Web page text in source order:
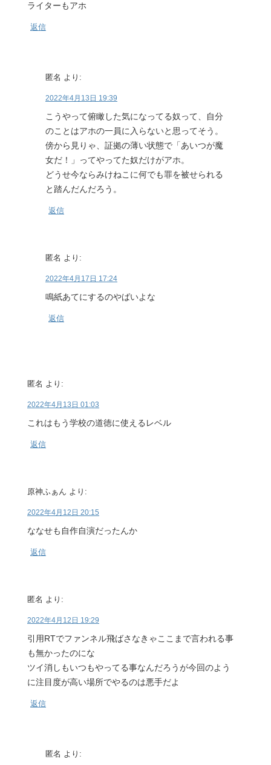
ライターもアホ
返信
匿名 より:
2022年4月13日 19:39
こうやって俯瞰した気になってる奴って、自分
のことはアホの一員に入らないと思ってそう。
傍から見りゃ、証拠の薄い状態で「あいつが魔
女だ！」ってやってた奴だけがアホ。
どうせ今ならみけねこに何でも罪を被せられる
と踏んだんだろう。
返信
匿名 より:
2022年4月17日 17:24
鳴紙あてにするのやばいよな
返信
匿名 より:
2022年4月13日 01:03
これはもう学校の道徳に使えるレベル
返信
原神ふぁん より:
2022年4月12日 20:15
ななせも自作自演だったんか
返信
匿名 より:
2022年4月12日 19:29
引用RTでファンネル飛ばさなきゃここまで言われる事
も無かったのにな
ツイ消しもいつもやってる事なんだろうが今回のよう
に注目度が高い場所でやるのは悪手だよ
返信
匿名 より: